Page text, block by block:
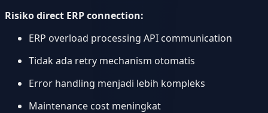
Risiko direct ERP connection:
ERP overload processing API communication
Tidak ada retry mechanism otomatis
Error handling menjadi lebih kompleks
Maintenance cost meningkat